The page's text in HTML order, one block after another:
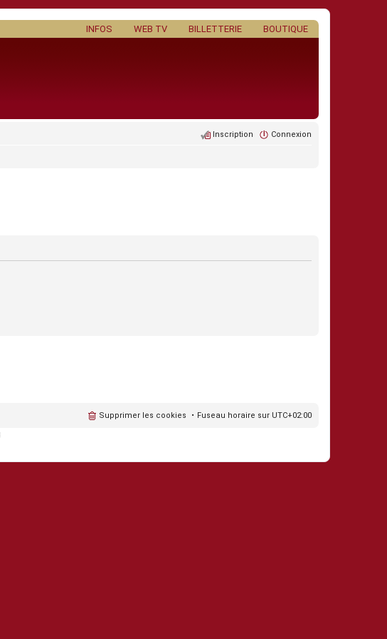
BOUTIQUE
BILLETTERIE
WEB TV
INFOS
Connexion
Inscription
Fuseau horaire sur UTC+02:00
Supprimer les cookies